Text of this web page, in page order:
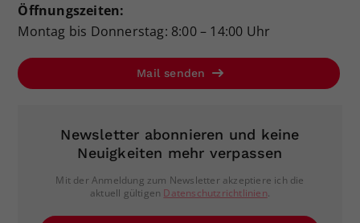
Öffnungszeiten:
Montag bis Donnerstag: 8:00 – 14:00 Uhr
Mail senden
Newsletter abonnieren und keine
Neuigkeiten mehr verpassen
Mit der Anmeldung zum Newsletter akzeptiere ich die
aktuell gültigen Datenschutzrichtlinien.